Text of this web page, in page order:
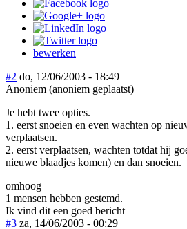
bewerken
#2 do, 12/06/2003 - 18:49
Anoniem (anoniem geplaatst)
Je hebt twee opties.
1. eerst snoeien en even wachten op
verplaatsen.
2. eerst verplaatsen, wachten totdat hij
nieuwe blaadjes komen) en dan snoeien.
omhoog
1 mensen hebben gestemd.
Ik vind dit een goed bericht
#3 za, 14/06/2003 - 00:29